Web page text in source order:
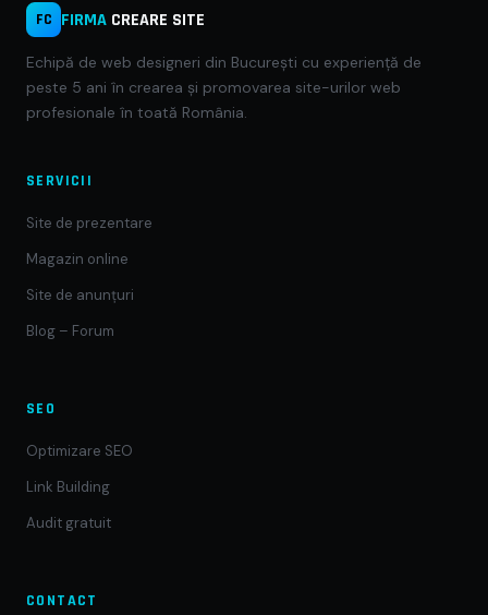
FC FIRMA CREARE SITE
Echipă de web designeri din București cu experiență de
peste 5 ani în crearea și promovarea site-urilor web
profesionale în toată România.
SERVICII
Site de prezentare
Magazin online
Site de anunțuri
Blog – Forum
SEO
Optimizare SEO
Link Building
Audit gratuit
CONTACT